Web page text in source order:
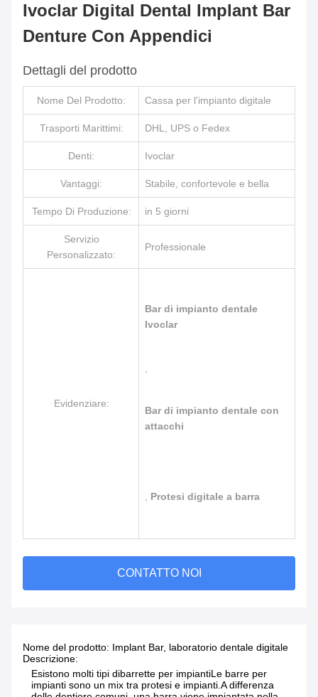
Ivoclar Digital Dental Implant Bar
Denture Con Appendici
Dettagli del prodotto
Nome Del Prodotto: Cassa per l'impianto digitale
Trasporti Marittimi: DHL, UPS o Fedex
Denti: Ivoclar
Vantaggi: Stabile, confortevole e bella
Tempo Di Produzione: in 5 giorni
Servizio
Personalizzato:
Professionale
Evidenziare:
Bar di impianto dentale
Ivoclar
Bar di impianto dentale con
attacchi
Protesi digitale a barra
CONTATTO NOI
Nome del prodotto: Implant Bar, laboratorio dentale digitale
Descrizione:
Esistono molti tipi dibarrette per impiantiLe barre per
impianti sono un mix tra protesi e impianti. A differenza